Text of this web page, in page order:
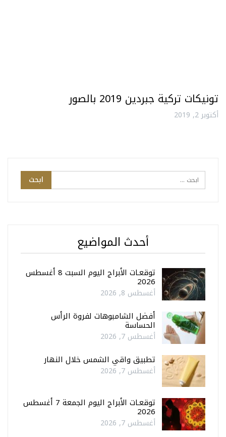
تونيكات تركية جبردين 2019 بالصور
أكتوبر 2, 2019
أحدث المواضيع
توقعـات الأبراج اليوم السبت 8 أغسطس
2026
أغسطس 8, 2026
أفضل الشامبوهات لفروة الرأس
الحساسة
أغسطس 7, 2026
تطبيق واقي الشمس خلال النهار
أغسطس 7, 2026
توقعـات الأبراج اليوم الجمعة 7 أغسطس
2026
أغسطس 7, 2026